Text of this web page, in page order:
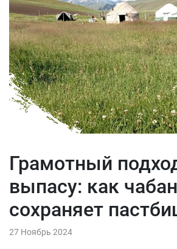
Грамотный
выпасу: как чабан
сохраняет
27 Ноябрь 2024